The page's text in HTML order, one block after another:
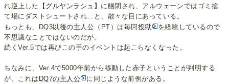
れ逆上した
【グルヤンラシュ】 に幽閉され、アルウェーンではゴミ捨
て場にダストシュートされ…と、散々な目にあっている。
もっとも、DQ3以後の主人公（PT）は毎回投獄
を経験しているので
不思議なことではないのだが。
続くVer.5では再びこの手のイベントは起こらなくなった。
ちなみに、Ver.4で5000年前から移動した赤子ということが判明する
が、これは DQ7の主人公
に同じような前例がある。